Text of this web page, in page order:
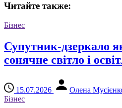
Читайте также:
Бізнес
Супутник-дзеркало
сонячне світло і
15.07.2026
Олена
Бізнес